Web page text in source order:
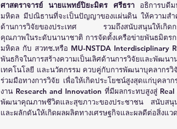
ศาสตราจารย์ นายแพทย์ปิยะมิตร ศรีธรา อธิการบดี
มหิดล มีปณิธานที่จะเป็นปัญญาของแผ่นดิน ให้ความสำ
ด้านการวิจัยของประเทศ รวมถึงสนับสนุนให้เกิดกา
คุณภาพในระดับนานาชาติ การจัดตั้งเครือข่ายพันธมิตร
มหิดล กับ สวทช.หรือ MU-NSTDA Interdisciplinary
พันธกิจในการสร้างความเป็นเลิศด้านการวิจัยและพั
เทคโนโลยี และนวัตกรรม ควบคู่กับการพัฒนาบุคลากรวิ
ร่วมมือทางการวิจัย เพื่อให้เกิดประโยชน์สูงสุดแก่บุคลา
งาน Research and Innovation ที่มีผลกระทบสูงสู่
พัฒนาคุณภาพชีวิตและสุขภาวะของประชาชน สนับสนุน
และผลักดันให้เกิดผลผลิตทางเศรษฐกิจและผลดีต่อสิ่งแว